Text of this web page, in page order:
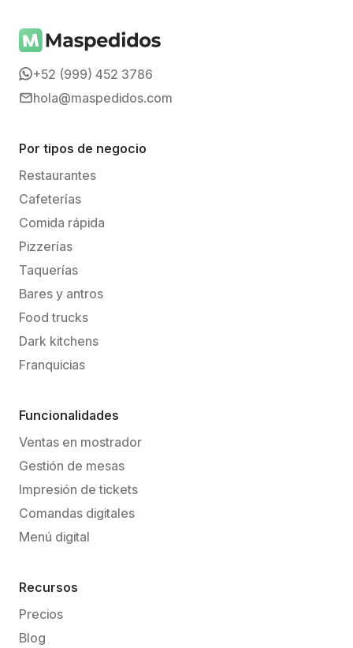
+52 (999) 452 3786
hola@maspedidos.com
Por tipos de negocio
Restaurantes
Cafeterías
Comida rápida
Pizzerías
Taquerías
Bares y antros
Food trucks
Dark kitchens
Franquicias
Funcionalidades
Ventas en mostrador
Gestión de mesas
Impresión de tickets
Comandas digitales
Menú digital
Recursos
Precios
Blog